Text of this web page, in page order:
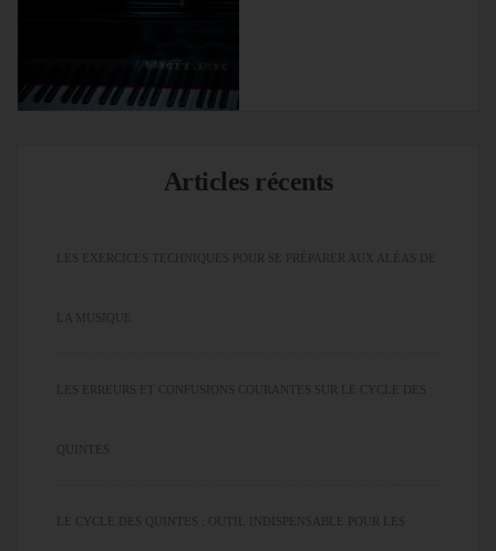
Articles récents
LES EXERCICES TECHNIQUES POUR SE PRÉPARER AUX ALÉAS DE
LA MUSIQUE
LES ERREURS ET CONFUSIONS COURANTES SUR LE CYCLE DES
QUINTES
LE CYCLE DES QUINTES : OUTIL INDISPENSABLE POUR LES